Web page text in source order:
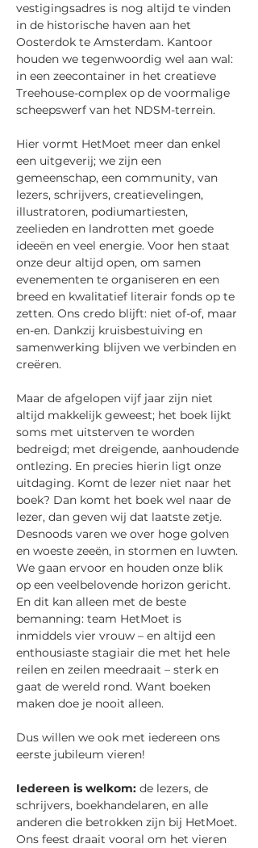
vestigingsadres is nog altijd te vinden
in de historische haven aan het
Oosterdok te Amsterdam. Kantoor
houden we tegenwoordig wel aan wal:
in een zeecontainer in het creatieve
Treehouse-complex op de voormalige
scheepswerf van het NDSM-terrein.
Hier vormt HetMoet meer dan enkel
een uitgeverij; we zijn een
gemeenschap, een community, van
lezers, schrijvers, creatievelingen,
illustratoren, podiumartiesten,
zeelieden en landrotten met goede
ideeën en veel energie. Voor hen staat
onze deur altijd open, om samen
evenementen te organiseren en een
breed en kwalitatief literair fonds op te
zetten. Ons credo blijft: niet of-of, maar
en-en. Dankzij kruisbestuiving en
samenwerking blijven we verbinden en
creëren.
Maar de afgelopen vijf jaar zijn niet
altijd makkelijk geweest; het boek lijkt
soms met uitsterven te worden
bedreigd; met dreigende, aanhoudende
ontlezing. En precies hierin ligt onze
uitdaging. Komt de lezer niet naar het
boek? Dan komt het boek wel naar de
lezer, dan geven wij dat laatste zetje.
Desnoods varen we over hoge golven
en woeste zeeën, in stormen en luwten.
We gaan ervoor en houden onze blik
op een veelbelovende horizon gericht.
En dit kan alleen met de beste
bemanning: team HetMoet is
inmiddels vier vrouw – en altijd een
enthousiaste stagiair die met het hele
reilen en zeilen meedraait – sterk en
gaat de wereld rond. Want boeken
maken doe je nooit alleen.
Dus willen we ook met iedereen ons
eerste jubileum vieren!
Iedereen is welkom: de lezers, de
schrijvers, boekhandelaren, en alle
anderen die betrokken zijn bij HetMoet.
Ons feest draait vooral om het vieren